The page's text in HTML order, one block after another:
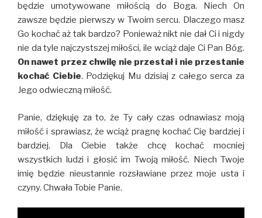
będzie umotywowane miłością do Boga. Niech On
zawsze będzie pierwszy w Twoim sercu. Dlaczego masz
Go kochać aż tak bardzo? Ponieważ nikt nie dał Ci i nigdy
nie da tyle najczystszej miłości, ile wciąż daje Ci Pan Bóg.
On nawet przez chwilę nie przestał i nie przestanie
kochać Ciebie. Podziękuj Mu dzisiaj z całego serca za
Jego odwieczną miłość.
Panie, dziękuję za to, że Ty cały czas odnawiasz moją
miłość i sprawiasz, że wciąż pragnę kochać Cię bardziej i
bardziej. Dla Ciebie także chcę kochać mocniej
wszystkich ludzi i głosić im Twoją miłość. Niech Twoje
imię będzie nieustannie rozsławiane przez moje usta i
czyny. Chwała Tobie Panie.